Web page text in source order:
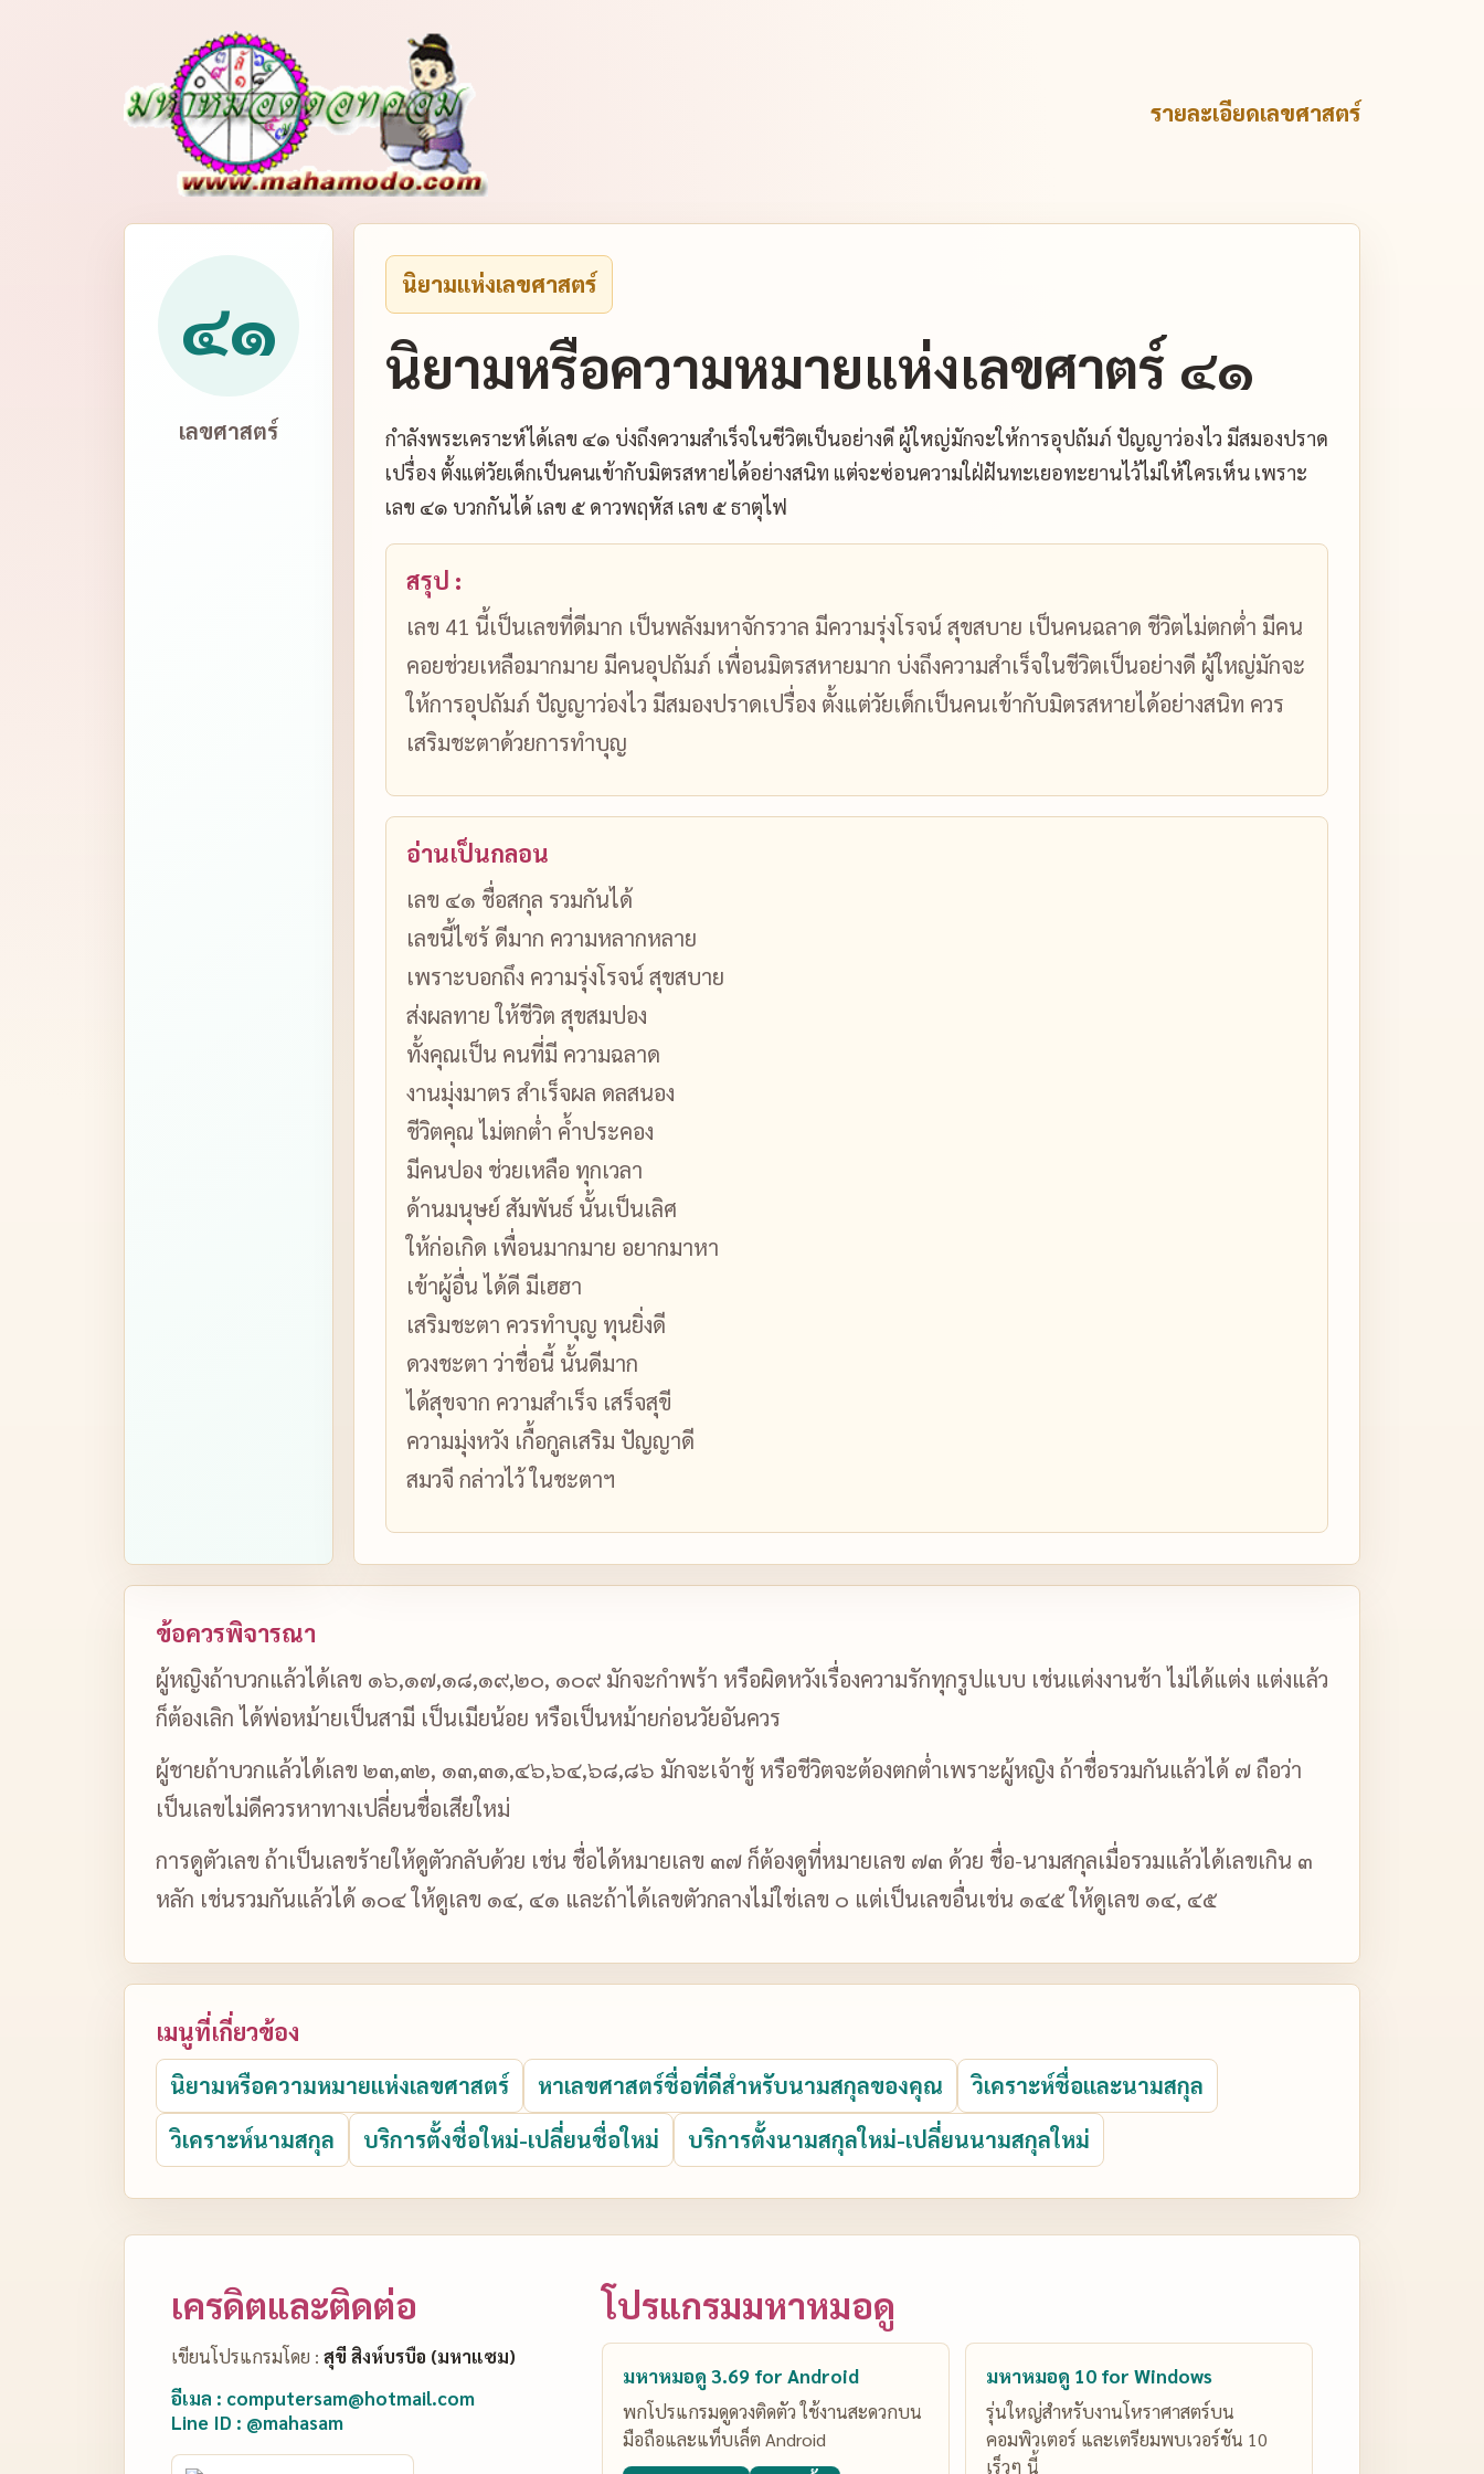
รายละเอียดเลขศาสตร์
๔๑
เลขศาสตร์
นิยามแห่งเลขศาสตร์
นิยามหรือความหมายแห่งเลขศาตร์ ๔๑
กำลังพระเคราะห์ได้เลข ๔๑ บ่งถึงความสำเร็จในชีวิตเป็นอย่างดี ผู้ใหญ่มักจะให้การอุปถัมภ์ ปัญญาว่องไว มีสมองปราด
เปรื่อง ตั้งแต่วัยเด็กเป็นคนเข้ากับมิตรสหายได้อย่างสนิท แต่จะซ่อนความใฝ่ฝันทะเยอทะยานไว้ไม่ให้ใครเห็น เพราะ
เลข ๔๑ บวกกันได้ เลข ๕ ดาวพฤหัส เลข ๕ ธาตุไฟ
สรุป :
เลข 41 นี้เป็นเลขที่ดีมาก เป็นพลังมหาจักรวาล มีความรุ่งโรจน์ สุขสบาย เป็นคนฉลาด ชีวิตไม่ตกต่ำ มีคน
คอยช่วยเหลือมากมาย มีคนอุปถัมภ์ เพื่อนมิตรสหายมาก บ่งถึงความสำเร็จในชีวิตเป็นอย่างดี ผู้ใหญ่มักจะ
ให้การอุปถัมภ์ ปัญญาว่องไว มีสมองปราดเปรื่อง ตั้งแต่วัยเด็กเป็นคนเข้ากับมิตรสหายได้อย่างสนิท ควร
เสริมชะตาด้วยการทำบุญ
อ่านเป็นกลอน
เลข ๔๑ ชื่อสกุล รวมกันได้
เลขนี้ไซร้ ดีมาก ความหลากหลาย
เพราะบอกถึง ความรุ่งโรจน์ สุขสบาย
ส่งผลทาย ให้ชีวิต สุขสมปอง
ทั้งคุณเป็น คนที่มี ความฉลาด
งานมุ่งมาตร สำเร็จผล ดลสนอง
ชีวิตคุณ ไม่ตกต่ำ ค้ำประคอง
มีคนปอง ช่วยเหลือ ทุกเวลา
ด้านมนุษย์ สัมพันธ์ นั้นเป็นเลิศ
ให้ก่อเกิด เพื่อนมากมาย อยากมาหา
เข้าผู้อื่น ได้ดี มีเฮฮา
เสริมชะตา ควรทำบุญ ทุนยิ่งดี
ดวงชะตา ว่าชื่อนี้ นั้นดีมาก
ได้สุขจาก ความสำเร็จ เสร็จสุขี
ความมุ่งหวัง เกื้อกูลเสริม ปัญญาดี
สมวจี กล่าวไว้ ในชะตาฯ
ข้อควรพิจารณา
ผู้หญิงถ้าบวกแล้วได้เลข ๑๖,๑๗,๑๘,๑๙,๒๐, ๑๐๙ มักจะกำพร้า หรือผิดหวังเรื่องความรักทุกรูปแบบ เช่นแต่งงานช้า ไม่ได้แต่ง แต่งแล้ว
ก็ต้องเลิก ได้พ่อหม้ายเป็นสามี เป็นเมียน้อย หรือเป็นหม้ายก่อนวัยอันควร
ผู้ชายถ้าบวกแล้วได้เลข ๒๓,๓๒, ๑๓,๓๑,๔๖,๖๔,๖๘,๘๖ มักจะเจ้าชู้ หรือชีวิตจะต้องตกต่ำเพราะผู้หญิง ถ้าชื่อรวมกันแล้วได้ ๗ ถือว่า
เป็นเลขไม่ดีควรหาทางเปลี่ยนชื่อเสียใหม่
การดูตัวเลข ถ้าเป็นเลขร้ายให้ดูตัวกลับด้วย เช่น ชื่อได้หมายเลข ๓๗ ก็ต้องดูที่หมายเลข ๗๓ ด้วย ชื่อ-นามสกุลเมื่อรวมแล้วได้เลขเกิน ๓
หลัก เช่นรวมกันแล้วได้ ๑๐๔ ให้ดูเลข ๑๔, ๔๑ และถ้าได้เลขตัวกลางไม่ใช่เลข ๐ แต่เป็นเลขอื่นเช่น ๑๔๕ ให้ดูเลข ๑๔, ๔๕
เมนูที่เกี่ยวข้อง
นิยามหรือความหมายแห่งเลขศาสตร์ หาเลขศาสตร์ชื่อที่ดีสำหรับนามสกุลของคุณ
วิเคราะห์ชื่อและนามสกุล
วิเคราะห์นามสกุล
บริการตั้งชื่อใหม่-เปลี่ยนชื่อใหม่ บริการตั้งนามสกุลใหม่-เปลี่ยนนามสกุลใหม่
เครดิตและติดต่อ
เขียนโปรแกรมโดย : สุขี สิงห์บรบือ (มหาแซม)
อีเมล : computersam@hotmail.com
Line ID : @mahasam
โปรแกรมมหาหมอดู
มหาหมอดู 3.69 for Android
พกโปรแกรมดูดวงติดตัว ใช้งานสะดวกบน
มือถือและแท็บเล็ต Android
มหาหมอดู 10 for Windows
รุ่นใหญ่สำหรับงานโหราศาสตร์บน
คอมพิวเตอร์ และเตรียมพบเวอร์ชัน 10
เร็วๆ นี้